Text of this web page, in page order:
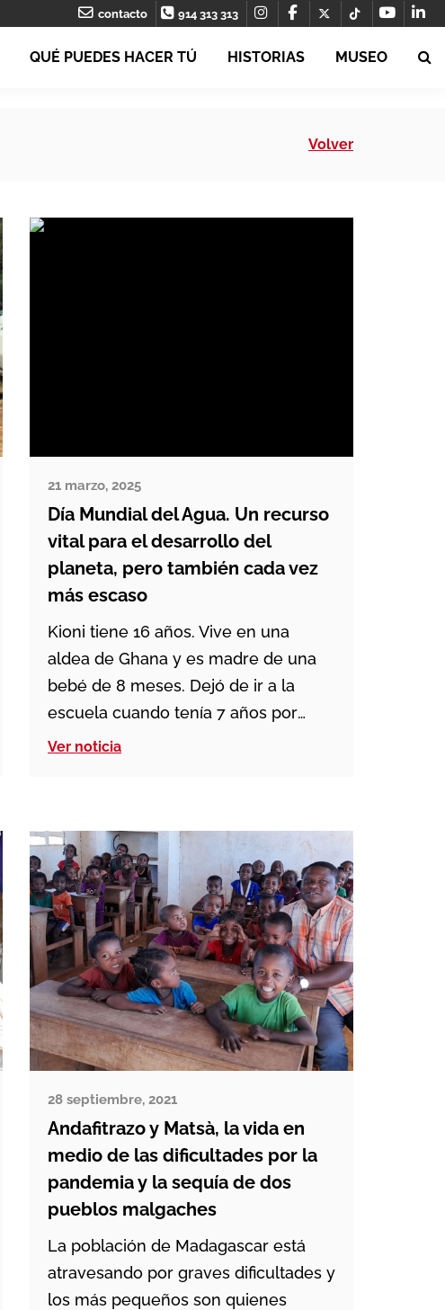
contacto 914 313 313
QUÉ PUEDES HACER TÚ HISTORIAS MUSEO
Volver
21 marzo, 2025
Día Mundial del Agua. Un recurso
vital para el desarrollo del
planeta, pero también cada vez
más escaso
Kioni tiene 16 años. Vive en una
aldea de Ghana y es madre de una
bebé de 8 meses. Dejó de ir a la
escuela cuando tenía 7 años por
cuidar a sus hermanos más
pozo en su […]
Ver noticia
28 septiembre, 2021
Andafitrazo y Matsà, la vida en
medio de las dificultades por la
pandemia y la sequía de dos
pueblos malgaches
La población de Madagascar está
atravesando por graves dificultades y
los más pequeños son quienes